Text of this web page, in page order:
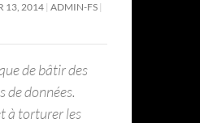
13, 2014 ADMIN-FS
de bâtir des
de données.
à torturer les